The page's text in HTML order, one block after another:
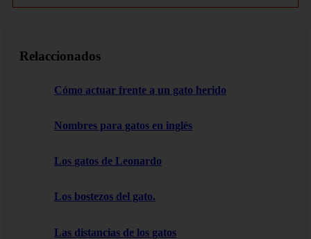
Relaccionados
Cómo actuar frente a un gato herido
Nombres para gatos en inglés
Los gatos de Leonardo
Los bostezos del gato.
Las distancias de los gatos